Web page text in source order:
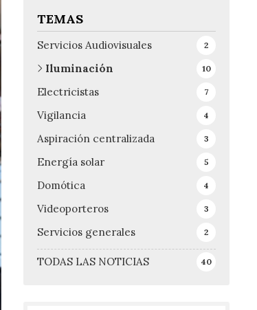
TEMAS
TODAS LAS NOTICIAS 40
Servicios Audiovisuales 2
Iluminación 10
Electricistas 7
Vigilancia 4
Aspiración centralizada 3
Energía solar 5
Domótica 4
Videoporteros 3
Servicios generales 2